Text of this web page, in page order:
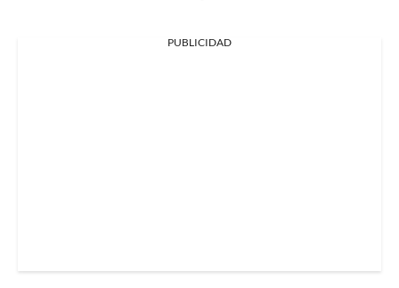
PUBLICIDAD